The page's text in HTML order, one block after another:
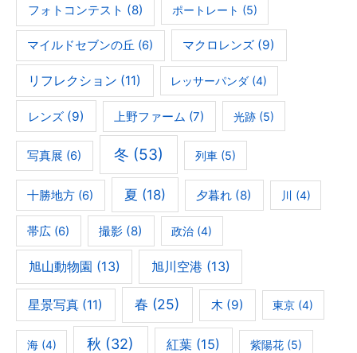
フォトコンテスト (8) ポートレート (5)
マイルドセブンの丘 (6) マクロレンズ (9)
リフレクション (11) レッサーパンダ (4)
レンズ(9) 上野ファーム (7) 光跡(5)
写真展 (6) 冬 (53) 列車(5)
十勝地方 (6) 夏 (18) 夕暮れ (8) 川 (4)
帯広 (6) 撮影 (8) 政治 (4)
旭山動物園 (13) 旭川空港 (13)
星景写真 (11) 春 (25) 木(9) 東京 (4)
海(4) 秋 (32) 紅葉 (15) 紫陽花 (5)